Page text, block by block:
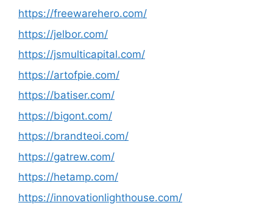
https://freewarehero.com/
https://jelbor.com/
https://jsmulticapital.com/
https://artofpie.com/
https://batiser.com/
https://bigont.com/
https://brandteoi.com/
https://gatrew.com/
https://hetamp.com/
https://innovationlighthouse.com/